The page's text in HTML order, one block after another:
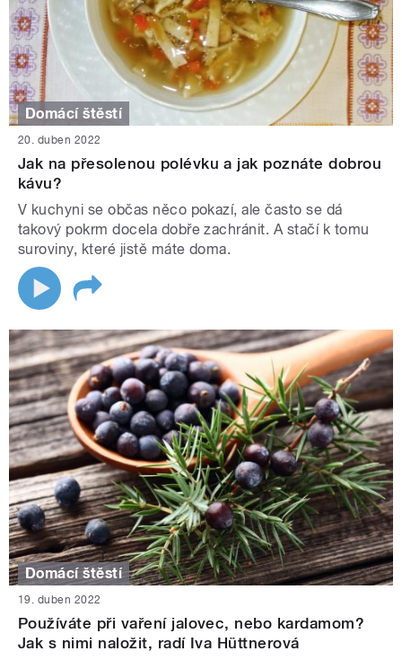
Domácí štěstí
20. duben 2022
Jak na přesolenou polévku a jak poznáte dobrou
kávu?
V kuchyni se občas něco pokazí, ale často se dá
takový pokrm docela dobře zachránit. A stačí k tomu
suroviny, které jistě máte doma.
Domácí štěstí
19. duben 2022
Používáte při vaření jalovec, nebo kardamom?
Jak s nimi naložit, radí Iva Hüttnerová